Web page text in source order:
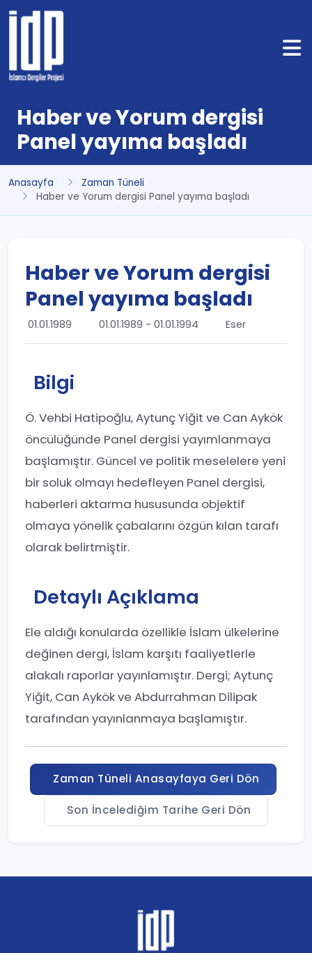
Haber ve Yorum dergisi
Panel yayıma başladı
Anasayfa
Zaman Tüneli
Haber ve Yorum dergisi Panel yayıma başladı
Haber ve Yorum dergisi
Panel yayıma başladı
01.01.1989 01.01.1989 - 01.01.1994 Eser
Bilgi
Ö. Vehbi Hatipoğlu, Aytunç Yiğit ve Can Aykök
öncülüğünde Panel dergisi yayımlanmaya
başlamıştır. Güncel ve politik meselelere yeni
bir soluk olmayı hedefleyen Panel dergisi,
haberleri aktarma hususunda objektif
olmaya yönelik çabalarını özgün kılan tarafı
olarak belirtmiştir.
Detaylı Açıklama
Ele aldığı konularda özellikle İslam ülkelerine
değinen dergi, İslam karşıtı faaliyetlerle
alakalı raporlar yayınlamıştır. Dergi; Aytunç
Yiğit, Can Aykök ve Abdurrahman Dilipak
tarafından yayınlanmaya başlamıştır.
Zaman Tüneli Anasayfaya Geri Dön
Son İncelediğim Tarihe Geri Dön